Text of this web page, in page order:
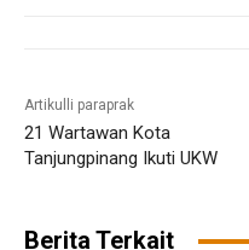
Artikulli paraprak
21 Wartawan Kota
Tanjungpinang Ikuti UKW
Berita Terkait